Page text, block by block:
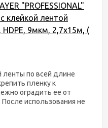
"PROFESSIONAL"
клейкой лентой
9мкм, 2,7х15м, (
ленты по всей длине
пленку к
оградить ее от
После использования не